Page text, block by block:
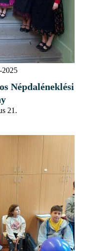
2025
Népdaléneklési
21.